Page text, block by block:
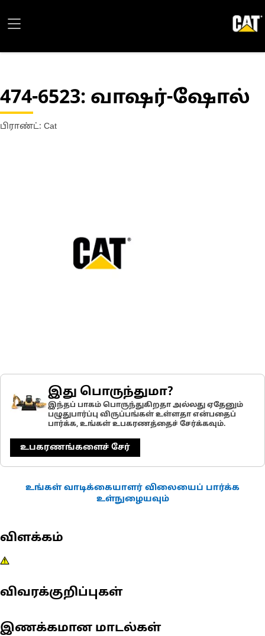
474-6523: வாஷர்-ஷோல்
பிராண்ட்: Cat
இது பொருந்துமா?
இந்தப் பாகம் பொருந்துகிறதா அல்லது ஏதேனும்
பழுதுபார்ப்பு விருப்பங்கள் உள்ளதா என்பதைப்
பார்க்க, உங்கள் உபகரணத்தைச் சேர்க்கவும்.
உபகரணங்களைச் சேர்
உங்கள் வாடிக்கையாளர் விலையைப் பார்க்க
உள்நுழையவும்
விளக்கம்
விவரக்குறிப்புகள்
இணக்கமான மாடல்கள்